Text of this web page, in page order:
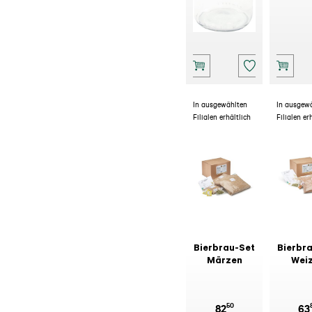
In ausgewählten
Filialen erhältlich
Bierbrau-Set
Märzen
8250
In
Filialen
63